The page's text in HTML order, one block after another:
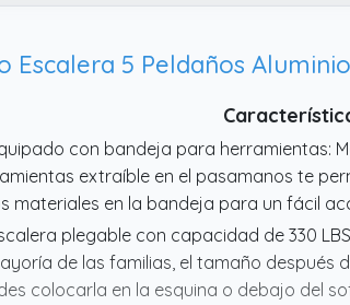
Escalera 5 Peldaños
con bandeja para herramientas:
extraíble en el pasamanos te
materiales en la bandeja para un fácil
plegable con capacidad de 330
de las familias, el tamaño después
colocarla en la esquina o debajo del